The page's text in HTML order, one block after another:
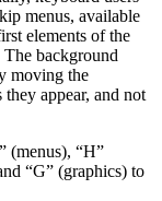
menus, available
elements of the
background
moving the
appear, and not
(menus), “H”
“G” (graphics) to